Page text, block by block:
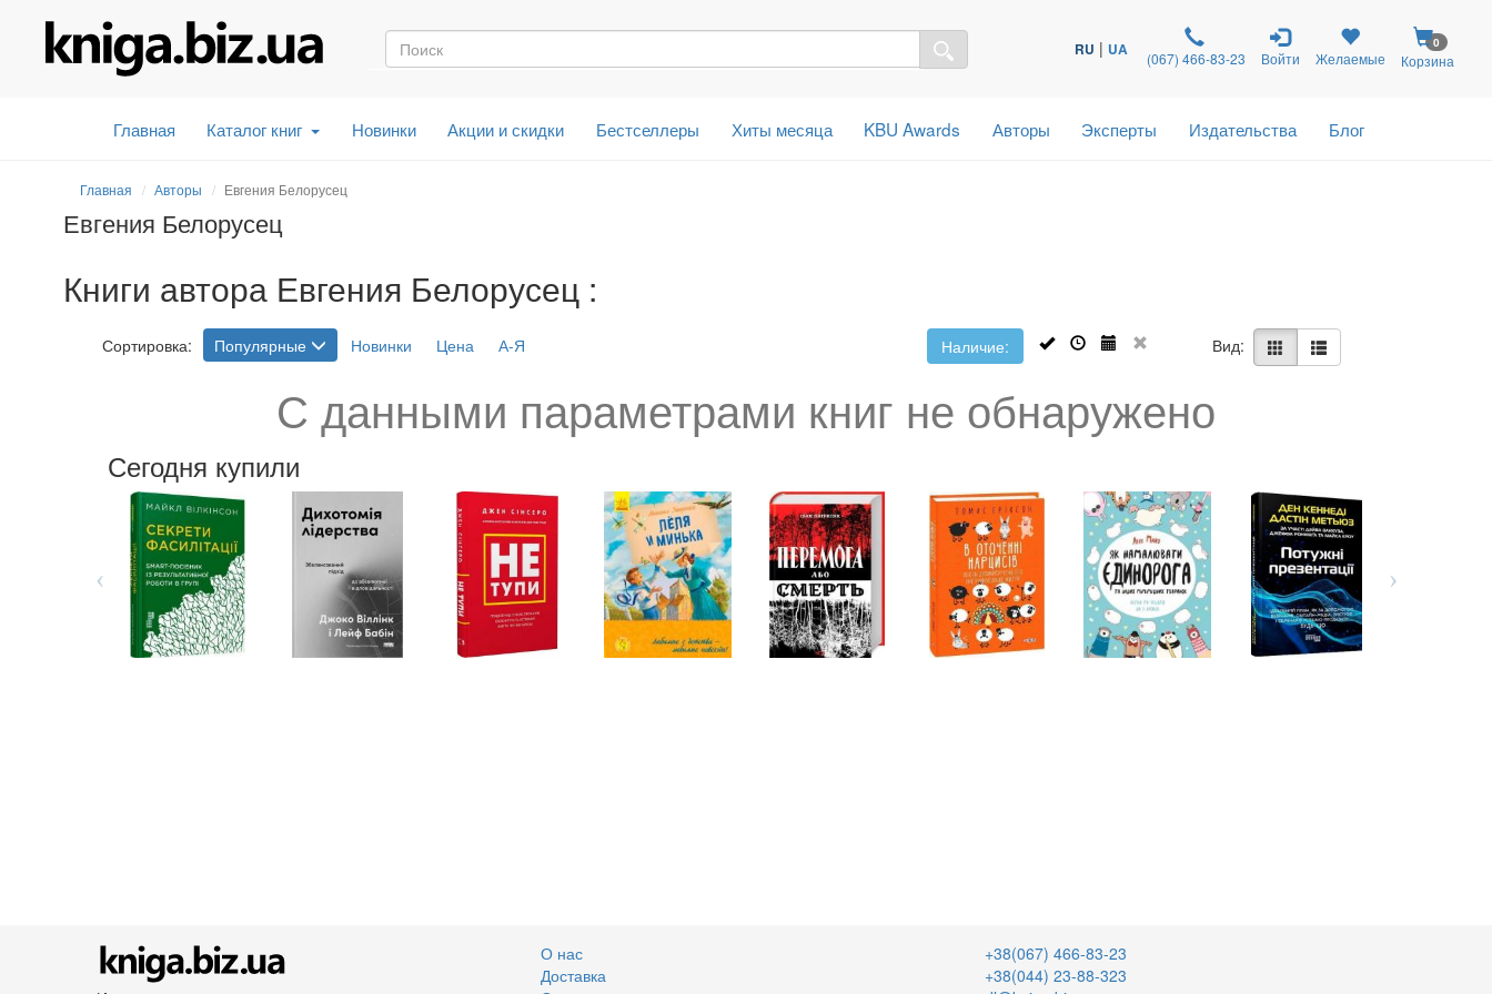
RU | UA (067) 466-83-23 Войти Желаемые
0
Корзина
Главная Каталог книг Новинки Акции и скидки Бестселлеры Хиты месяца KBU Awards Авторы Эксперты Издательства Блог
Главная Авторы Евгения Белорусец
Евгения Белорусец
Книги автора Евгения Белорусец :
Сортировка: Популярные Новинки Цена А-Я Наличие: Вид:
С данными параметрами книг не обнаружено
Сегодня купили
О нас
Доставка
+38(067) 466-83-23
+38(044) 23-88-323